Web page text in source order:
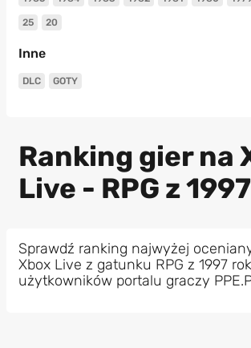
25 20
Inne
DLC GOTY
Ranking gier na
Live - RPG z
Sprawdź ranking najwyżej
Xbox Live z gatunku RPG z 1997
użytkowników portalu graczy